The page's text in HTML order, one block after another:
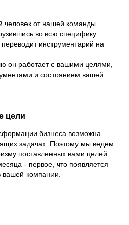
человек от нашей команды.
во всю специфику
инструментарий на
он работает с вашими целями,
и состоянием вашей
цели
бизнеса возможна
задачах. Поэтому мы ведем
поставленных вами целей
- первое, что появляется
вашей компании.